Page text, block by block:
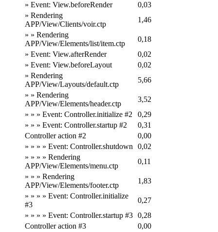
» Event: View.beforeRender
0,03
» Rendering
APP/View/Clients/voir.ctp
1,46
» » Rendering
APP/View/Elements/list/item.ctp
0,18
» Event: View.afterRender
0,02
» Event: View.beforeLayout
0,02
» Rendering
APP/View/Layouts/default.ctp
5,66
» » Rendering
APP/View/Elements/header.ctp
3,52
» » » Event: Controller.initialize #2
0,29
» » » Event: Controller.startup #2
0,31
Controller action #2
0,00
» » » » Event: Controller.shutdown
0,02
» » » » Rendering
APP/View/Elements/menu.ctp
0,11
» » » Rendering
APP/View/Elements/footer.ctp
1,83
» » » » Event: Controller.initialize
#3
0,27
» » » » Event: Controller.startup #3 0,28
Controller action #3
0,00